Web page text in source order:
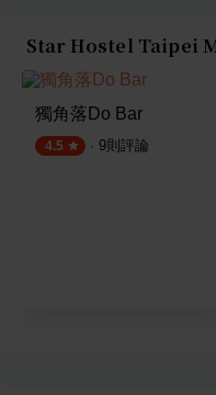
Star Hostel Taipei
獨角落Do Bar
4.5 · 9則評論